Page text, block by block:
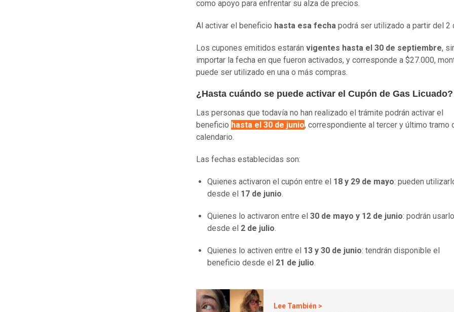
como apoyo para enfrentar su alza de precios.
Al activar el beneficio hasta esa fecha podrá ser utilizado a partir del 2
Los cupones emitidos estarán vigentes hasta el 30 de septiembre,
importar la fecha en que fueron activados, y corresponde a $27.000,
puede ser utilizado en una o más compras.
¿Hasta cuándo se puede activar el Cupón de Gas Licuado?
Las personas que todavía no han realizado el trámite podrán activar el
beneficio hasta el 30 de junio, correspondiente al tercer y último tramo
calendario.
Las fechas establecidas son:
Quienes activaron el cupón entre el 18 y 29 de mayo: pueden
desde el 17 de junio.
Quienes lo activaron entre el 30 de mayo y 12 de junio: podrán usarlo
desde el 2 de julio.
Quienes lo activen entre el 13 y 30 de junio: tendrán disponible el
beneficio desde el 21 de julio.
Lee También >